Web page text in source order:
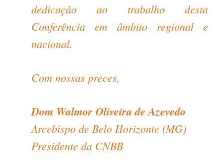
dedicação ao trabalho desta
Conferência em âmbito regional e
nacional.
Com nossas preces,
Dom Walmor Oliveira de Azevedo
Arcebispo de Belo Horizonte (MG)
Presidente da CNBB